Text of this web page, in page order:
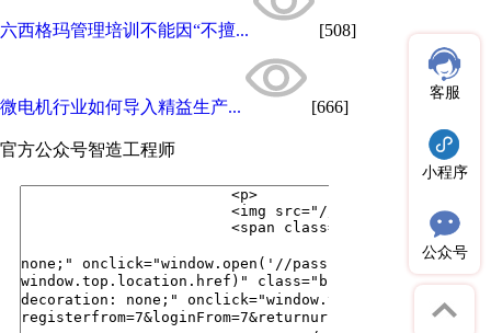
六西格玛管理培训不能因“不擅... [508]
微电机行业如何导入精益生产... [666]
官方公众号智造工程师
客服
小程序
公众号